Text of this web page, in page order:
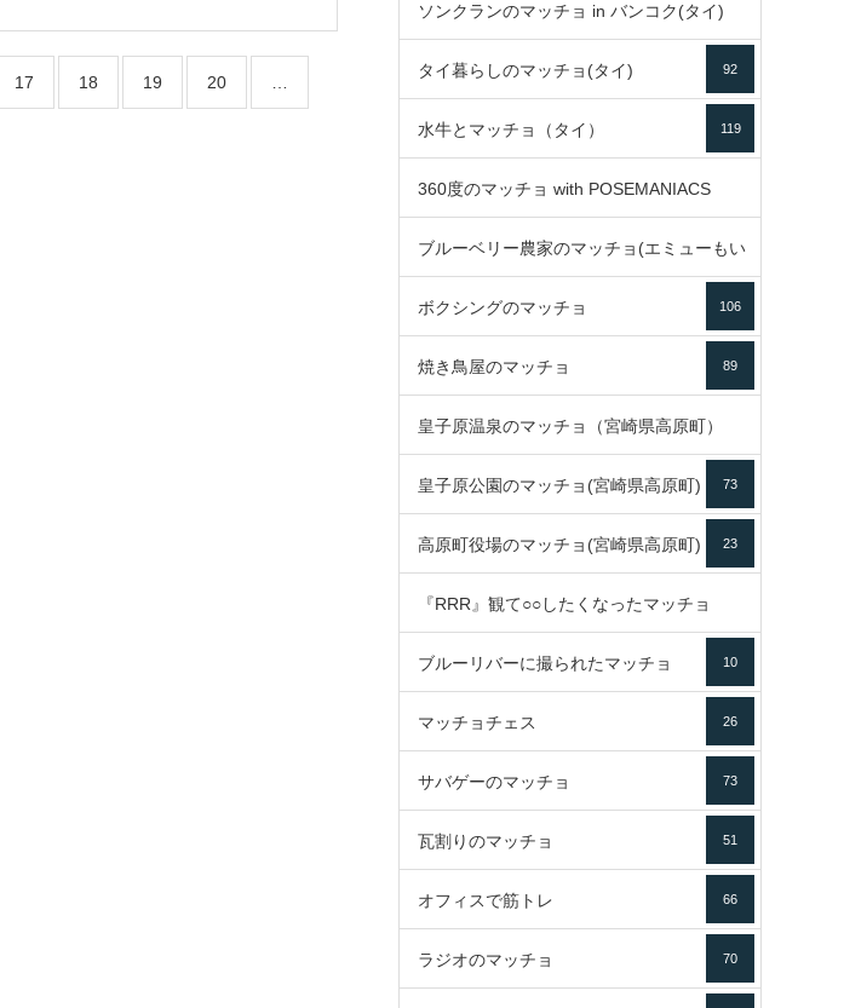
17 18 19 20
ソンクランのマッチョ in バンコク(タイ)
85
タイ暮らしのマッチョ(タイ) 92
水牛とマッチョ（タイ） 119
360度のマッチョ with POSEMANIACS
49
ブルーベリー農家のマッチョ(エミューもい
るよ) 72
ボクシングのマッチョ 106
焼き鳥屋のマッチョ 89
皇子原温泉のマッチョ（宮崎県高原町）
133
皇子原公園のマッチョ(宮崎県高原町) 73
高原町役場のマッチョ(宮崎県高原町) 23
『RRR』観て○○したくなったマッチョ
16
ブルーリバーに撮られたマッチョ 10
マッチョチェス 26
サバゲーのマッチョ 73
瓦割りのマッチョ 51
オフィスで筋トレ 66
ラジオのマッチョ 70